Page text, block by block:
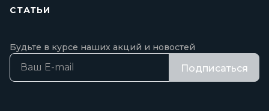
СТАТЬИ
Будьте в курсе наших акций и новостей
Подписаться